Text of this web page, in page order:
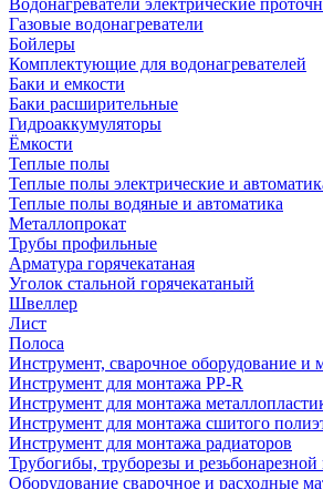
Водонагреватели электрические
Газовые водонагреватели
Бойлеры
Комплектующие для водонагревателей
Баки и емкости
Баки расширительные
Гидроаккумуляторы
Ёмкости
Теплые полы
Теплые полы электрические и
Теплые полы водяные и автоматика
Металлопрокат
Трубы профильные
Арматура горячекатаная
Уголок стальной горячекатаный
Швеллер
Лист
Полоса
Инструмент, сварочное оборудование и
Инструмент для монтажа PP-R
Инструмент для монтажа
Инструмент для монтажа сшитого
Инструмент для монтажа радиаторов
Трубогибы, труборезы и
Оборудование сварочное и расходные